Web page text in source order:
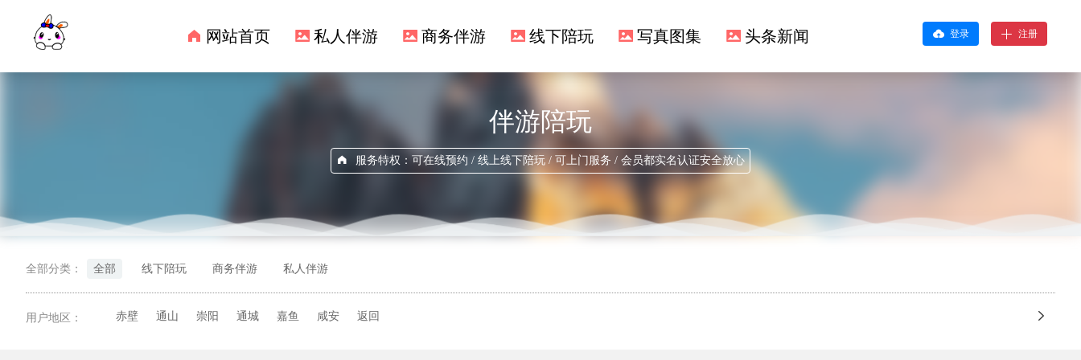
网站首页 私人伴游 商务伴游 线下陪玩 写真图集 头条新闻 登录 注册
伴游陪玩
服务特权：可在线预约 / 线上线下陪玩 / 可上门服务 / 会员都实名认证安全放心
全部分类： 全部 线下陪玩 商务伴游 私人伴游
用户地区： 赤壁 通山 崇阳 通城 嘉鱼 咸安 返回